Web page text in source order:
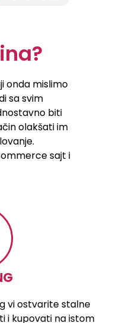
onda mislimo
sa svim
biti
olakšati im
sajt i
vi ostvarite stalne
i kupovati na istom